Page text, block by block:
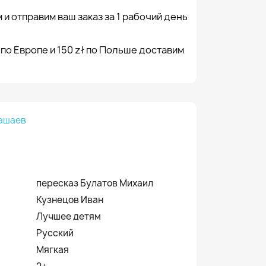
отправим ваш заказ за 1 рабочий день
Европе и 150 zł по Польше доставим
пересказ Булатов Михаил
Кузнецов Иван
Лучшее детям
Русский
Мягкая